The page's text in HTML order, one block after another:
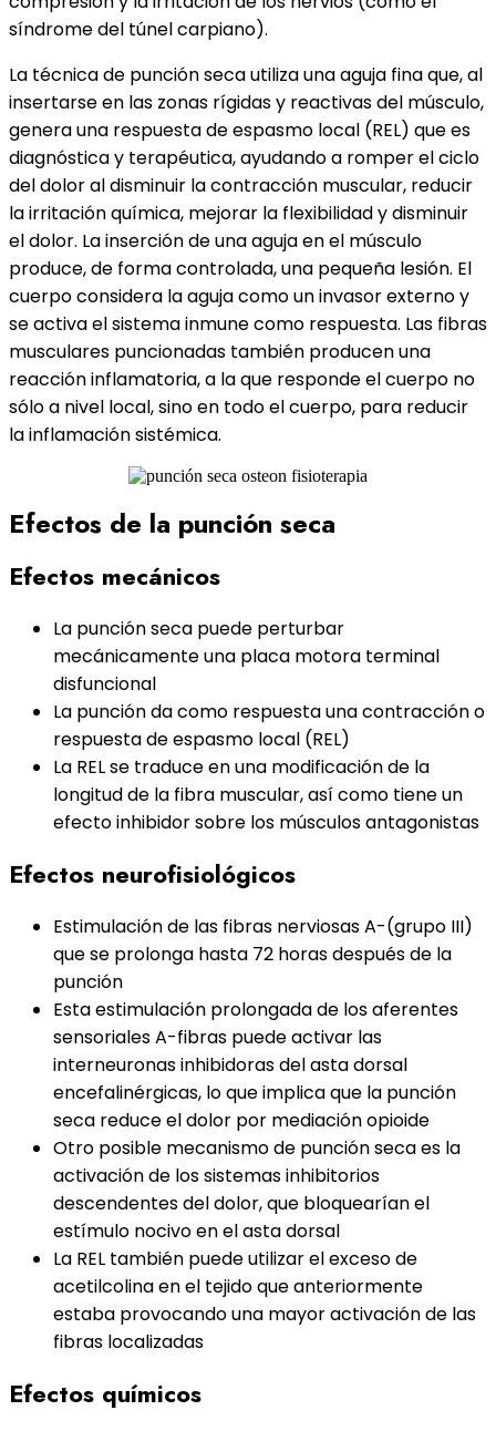
síndrome del túnel carpiano).
La técnica de punción seca utiliza una aguja fina que, al
insertarse en las zonas rígidas y reactivas del músculo,
genera una respuesta de espasmo local (REL) que es
diagnóstica y terapéutica, ayudando a romper el ciclo
del dolor al disminuir la contracción muscular, reducir
la irritación química, mejorar la flexibilidad y disminuir
el dolor. La inserción de una aguja en el músculo
produce, de forma controlada, una pequeña lesión. El
cuerpo considera la aguja como un invasor externo y
se activa el sistema inmune como respuesta. Las fibras
musculares puncionadas también producen una
reacción inflamatoria, a la que responde el cuerpo no
sólo a nivel local, sino en todo el cuerpo, para reducir
la inflamación sistémica.
Efectos de la punción seca
Efectos mecánicos
La punción seca puede perturbar
mecánicamente una placa motora terminal
disfuncional
La punción da como respuesta una contracción o
respuesta de espasmo local (REL)
La REL se traduce en una modificación de la
longitud de la fibra muscular, así como tiene un
efecto inhibidor sobre los músculos antagonistas
Efectos neurofisiológicos
Estimulación de las fibras nerviosas A-(grupo III)
que se prolonga hasta 72 horas después de la
punción
Esta estimulación prolongada de los aferentes
sensoriales A-fibras puede activar las
interneuronas inhibidoras del asta dorsal
encefalinérgicas, lo que implica que la punción
seca reduce el dolor por mediación opioide
Otro posible mecanismo de punción seca es la
activación de los sistemas inhibitorios
descendentes del dolor, que bloquearían el
estímulo nocivo en el asta dorsal
La REL también puede utilizar el exceso de
acetilcolina en el tejido que anteriormente
estaba provocando una mayor activación de las
fibras localizadas
Efectos químicos